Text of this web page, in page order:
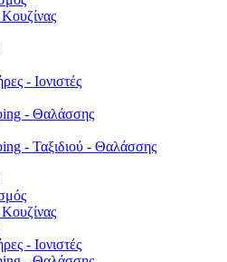
- Ιονιστές
- Θαλάσσης
- Ταξιδιού - Θαλάσσης
- Ιονιστές